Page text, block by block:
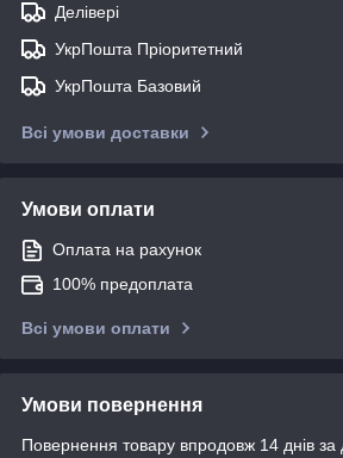
Делівері
УкрПошта Пріоритетний
УкрПошта Базовий
Всі умови доставки
Умови оплати
Оплата на рахунок
100% предоплата
Всі умови оплати
Умови повернення
Повернення товару впродовж 14 днів за